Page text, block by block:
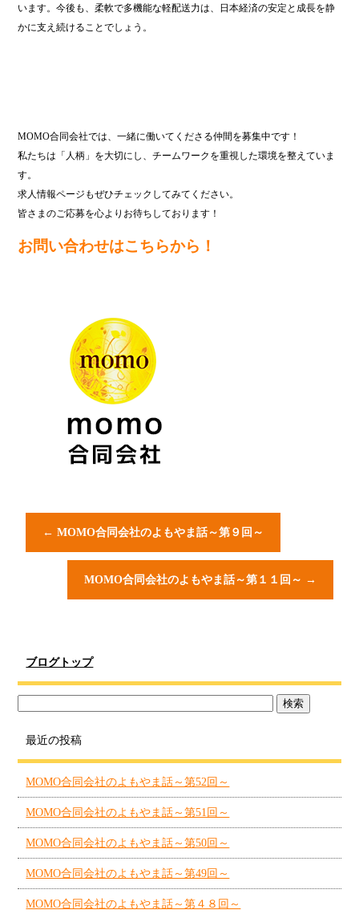
います。今後も、柔軟で多機能な軽配送力は、日本経済の安定と成長を静
かに支え続けることでしょう。
MOMO合同会社では、一緒に働いてくださる仲間を募集中です！
私たちは「人柄」を大切にし、チームワークを重視した環境を整えていま
す。
求人情報ページもぜひチェックしてみてください。
皆さまのご応募を心よりお待ちしております！
お問い合わせはこちらから！
← MOMO合同会社のよもやま話～第９回～
MOMO合同会社のよもやま話～第１１回～ →
ブログトップ
最近の投稿
MOMO合同会社のよもやま話～第52回～
MOMO合同会社のよもやま話～第51回～
MOMO合同会社のよもやま話～第50回～
MOMO合同会社のよもやま話～第49回～
MOMO合同会社のよもやま話～第４８回～